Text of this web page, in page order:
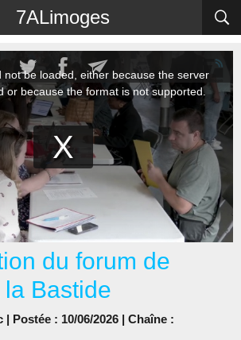
7ALimoges
du forum de
Bastide
| Postée : 10/06/2026 | Chaîne :